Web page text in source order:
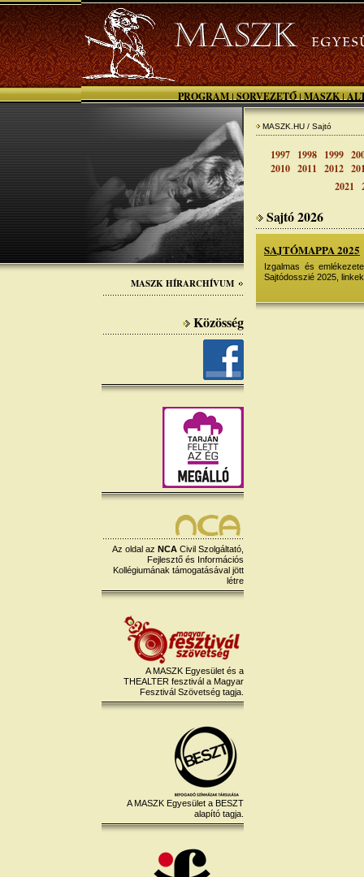
PROGRAM | SORVEZETŐ | MASZK |
MASZK HÍRARCHÍVUM
Közösség
Az oldal az NCA Civil Szolgáltató,
Fejlesztő és Információs
Kollégiumának támogatásával jött
létre
A MASZK Egyesület és a
THEALTER fesztivál a Magyar
Fesztivál Szövetség tagja.
A MASZK Egyesület a BESZT
alapító tagja.
MASZK.HU / Sajtó
1997 1998 1999
2010 2011 2012
2021
Sajtó 2026
SAJTÓMAPPA 2025
Izgalmas és
Sajtódosszié 2025,